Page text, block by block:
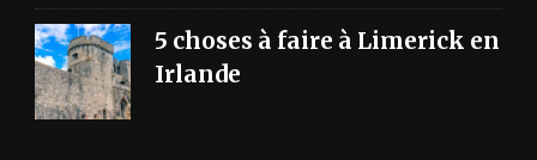
5 choses à faire à Limerick en
Irlande